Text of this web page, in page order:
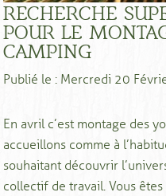
RECHERCHE
POUR LE
CAMPING
Publié le : Mercredi 20
En avril c’est montage des
accueillons comme à
souhaitant découvrir
collectif de travail. Vous êtes